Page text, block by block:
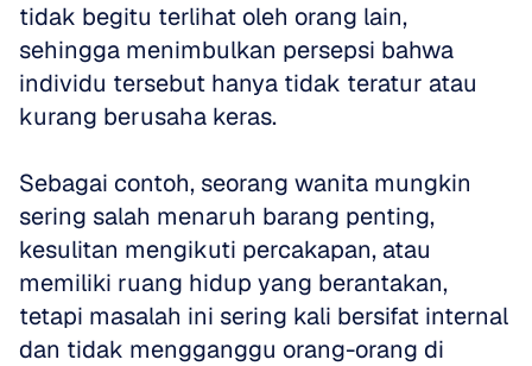
tidak begitu terlihat oleh orang lain,
sehingga menimbulkan persepsi bahwa
individu tersebut hanya tidak teratur atau
kurang berusaha keras.
Sebagai contoh, seorang wanita mungkin
sering salah menaruh barang penting,
kesulitan mengikuti percakapan, atau
memiliki ruang hidup yang berantakan,
tetapi masalah ini sering kali bersifat internal
dan tidak mengganggu orang-orang di